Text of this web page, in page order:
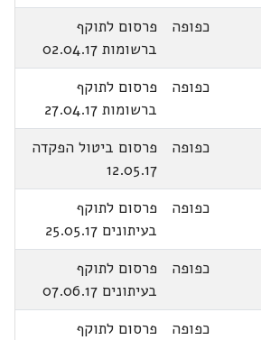
כפופה
פרסום לתוקף
ברשומות 02.04.17
כפופה
פרסום לתוקף
ברשומות 27.04.17
כפופה
פרסום ביטול הפקדה
12.05.17
כפופה
פרסום לתוקף
בעיתונים 25.05.17
כפופה
פרסום לתוקף
בעיתונים 07.06.17
כפופה
פרסום לתוקף